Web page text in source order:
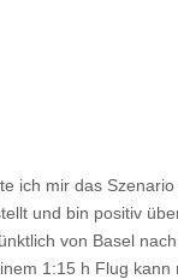
ich mir das
und bin positiv
von Basel
1:15 h Flug kann